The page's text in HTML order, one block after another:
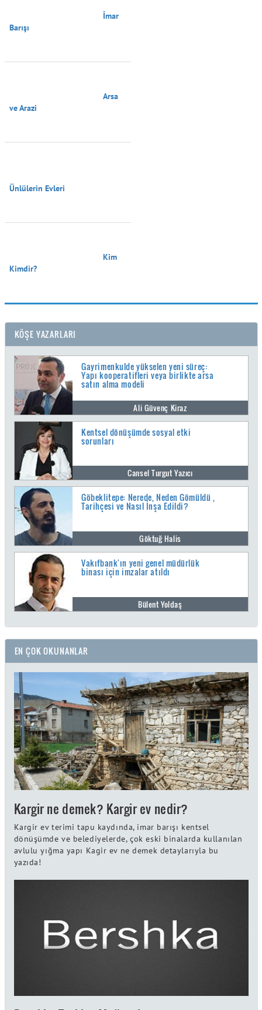
Barışı
ve Arazi
Ünlülerin Evleri
Kimdir?
KÖŞE YAZARLARI
Gayrimenkulde yükselen yeni süreç:
Yapı kooperatifleri veya birlikte arsa
satın alma modeli
Ali Güvenç Kiraz
Kentsel dönüşümde sosyal etki
sorunları
Cansel Turgut Yazıcı
Göbeklitepe: Nerede, Neden Gömüldü ,
Tarihçesi ve Nasıl İnşa Edildi?
Göktuğ Halis
Vakıfbank'ın yeni genel müdürlük
binası için imzalar atıldı
Bülent Yoldaş
EN ÇOK OKUNANLAR
Kargir ne demek? Kargir ev nedir?
Kargir ev terimi tapu kaydında, imar barışı kentsel
dönüşümde ve belediyelerde, çok eski binalarda kullanılan
avlulu yığma yapı Kagir ev ne demek detaylarıyla bu
yazıda!